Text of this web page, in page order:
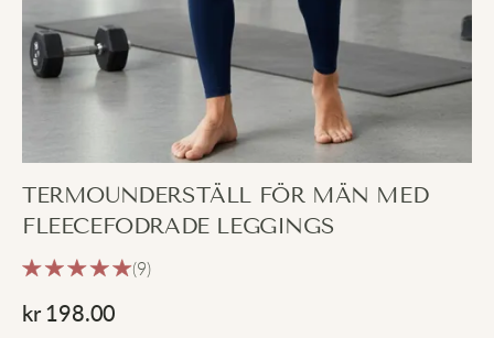
TERMOUNDERSTÄLL FÖR MÄN MED
FLEECEFODRADE LEGGINGS
(9)
kr 198.00